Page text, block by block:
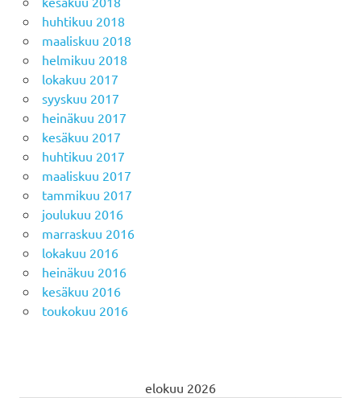
huhtikuu 2018
maaliskuu 2018
helmikuu 2018
lokakuu 2017
syyskuu 2017
heinäkuu 2017
kesäkuu 2017
huhtikuu 2017
maaliskuu 2017
tammikuu 2017
joulukuu 2016
marraskuu 2016
lokakuu 2016
heinäkuu 2016
kesäkuu 2016
toukokuu 2016
elokuu 2026